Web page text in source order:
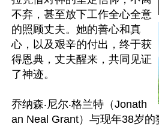
不弃，甚至放下工作全心全意
的照顾丈夫。她的善心和真
心，以及艰辛的付出，终于获
得恩典，丈夫醒来，共同见证
了神迹。
乔纳森‧尼尔‧格兰特（Jonath
an Neal Grant）与现年38岁的